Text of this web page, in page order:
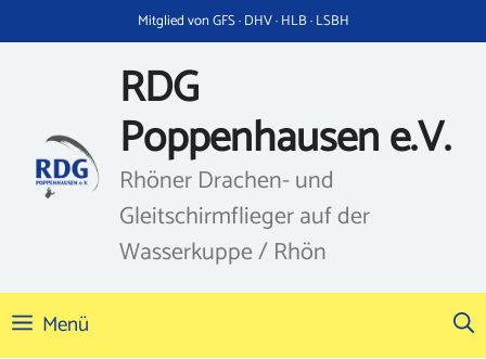
Inhalt
Mitglied von GFS · DHV · HLB · LSBH
RDG
Poppenhausen e.V.
Rhöner Drachen- und
Gleitschirmflieger auf der
Wasserkuppe / Rhön
Menü